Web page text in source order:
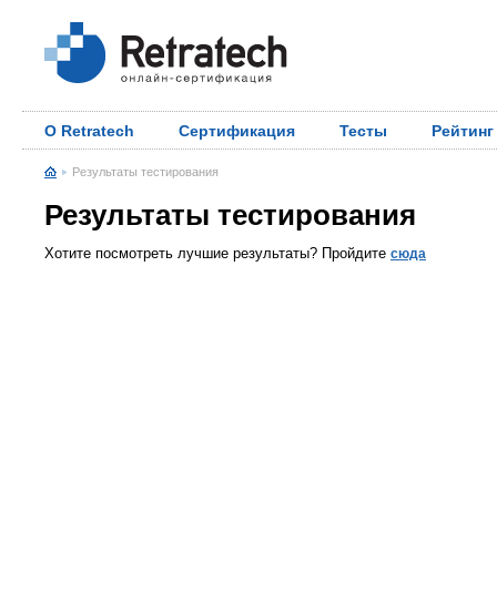
О Retratech Сертификация Тесты Рейтинг
Результаты тестирования
Результаты тестирования
Хотите посмотреть лучшие результаты? Пройдите сюда